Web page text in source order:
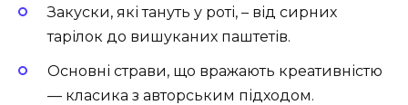
Закуски, які тануть у роті, – від сирних
тарілок до вишуканих паштетів.
Основні страви, що вражають креативністю
— класика з авторським підходом.